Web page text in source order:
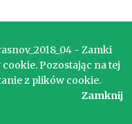
- Zamki
Pozostając na tej
z plików cookie.
Zamknij